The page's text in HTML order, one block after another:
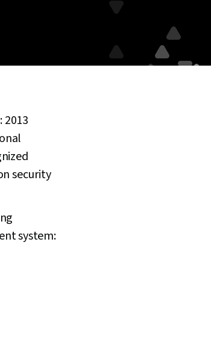
2013
security
system: